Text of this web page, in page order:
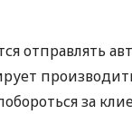
отправлять
за